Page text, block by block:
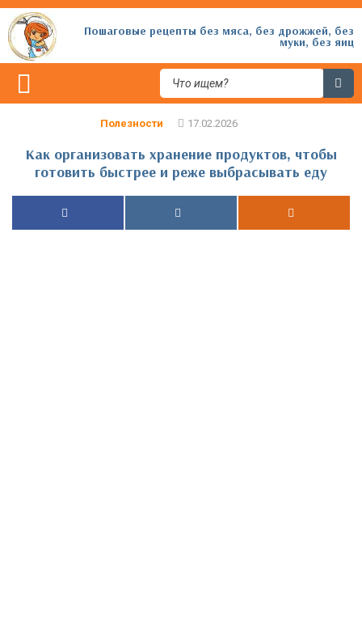
Пошаговые рецепты без мяса, без дрожжей, без
муки, без яиц
Полезности
Как организовать хранение продуктов, чтобы
готовить быстрее и реже выбрасывать еду